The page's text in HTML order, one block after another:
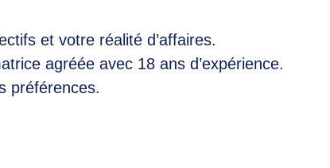
et votre réalité d’affaires.
agréée avec 18 ans d’expérience.
préférences.